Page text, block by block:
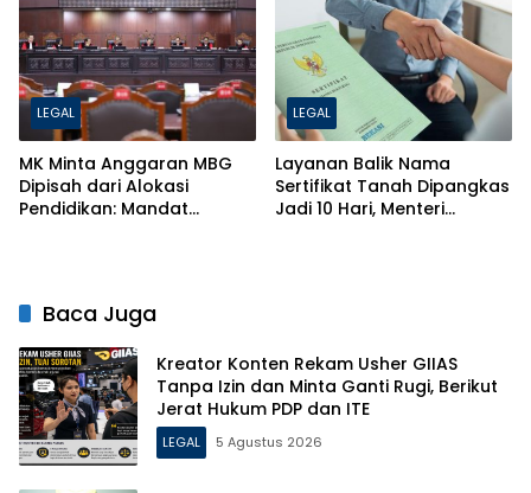
LEGAL
MK Minta Anggaran MBG
Dipisah dari Alokasi
Pendidikan: Mandat
LEGAL
Layanan Balik Nama
Sertifikat Tanah Dipangkas
Jadi 10 Hari, Menteri
Baca Juga
Kreator Konten Rekam Usher GIIAS
Tanpa Izin dan Minta Ganti Rugi, Berikut
Jerat Hukum PDP dan ITE
LEGAL 5 Agustus 2026